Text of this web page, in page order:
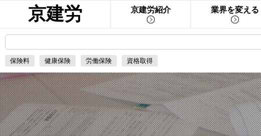
京建労 京建労紹介 業界を変える
保険料 健康保険 労働保険 資格取得